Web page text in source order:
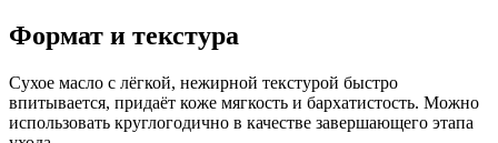
Формат и текстура
Сухое масло с лёгкой, нежирной текстурой быстро
впитывается, придаёт коже мягкость и бархатистость. Можно
использовать круглогодично в качестве завершающего этапа